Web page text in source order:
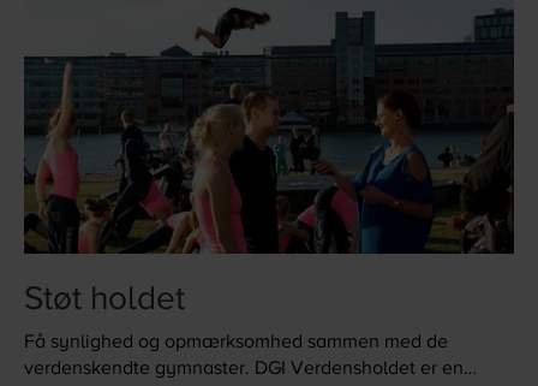
Støt holdet
Få synlighed og opmærksomhed sammen med de
verdenskendte gymnaster. DGI Verdensholdet er en